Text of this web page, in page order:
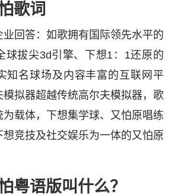
歌词
业回答：如歌拥有国际领先水平的
球拔尖3d引擎、下想1：1还原的
知名球场及内容丰富的互联网平
拟器超越传统高尔夫模拟器，歌
载体，下想集学球、又怕原唱练
竞技及社交娱乐为一体的又怕原
粤语版叫什么？